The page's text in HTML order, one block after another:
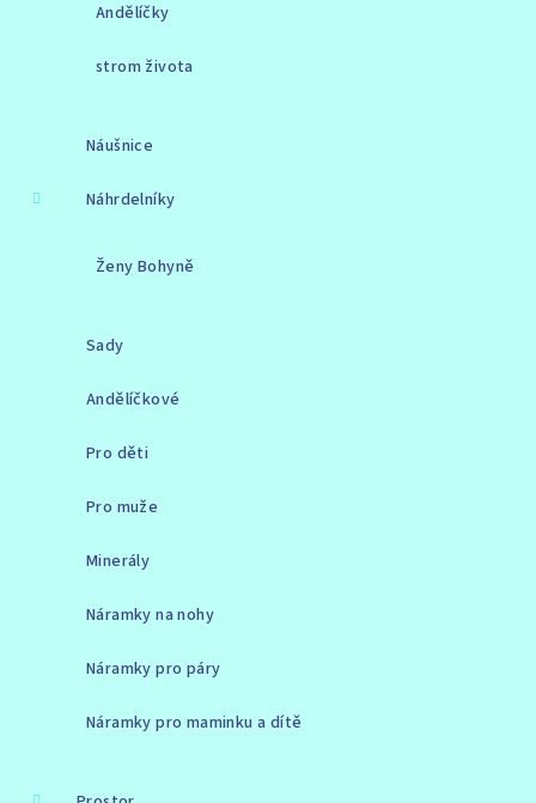
Andělíčky
strom života
Náušnice
Náhrdelníky
Ženy Bohyně
Sady
Andělíčkové
Pro děti
Pro muže
Minerály
Náramky na nohy
Náramky pro páry
Náramky pro maminku a dítě